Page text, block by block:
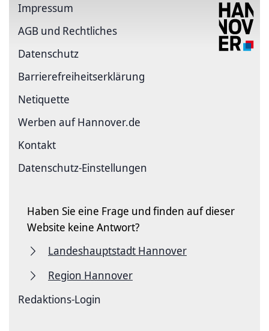
Impressum
AGB und Rechtliches
Datenschutz
Barriere­freiheits­erklärung
Netiquette
Werben auf Hannover.de
Kontakt
Datenschutz-Einstellungen
Haben Sie eine Frage und finden auf dieser
Website keine Antwort?
Landeshauptstadt Hannover
Region Hannover
Redaktions-Login